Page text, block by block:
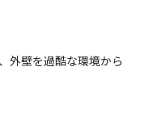
外壁を過酷な環境から